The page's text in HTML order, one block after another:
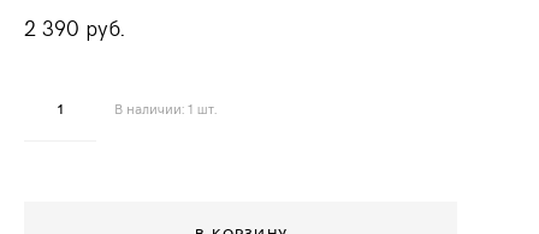
2 390 pуб.
В наличии:1 шт.